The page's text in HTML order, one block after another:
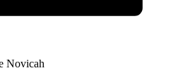
Novicah